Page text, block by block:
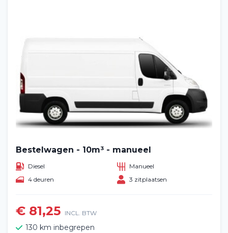
Bestelwagen - 10m³ - manueel
Diesel
Manueel
4 deuren
3 zitplaatsen
€ 81,25 INCL. BTW
130 km inbegrepen